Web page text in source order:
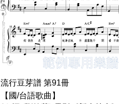
流行豆芽譜 第91冊
【國/台語歌曲】